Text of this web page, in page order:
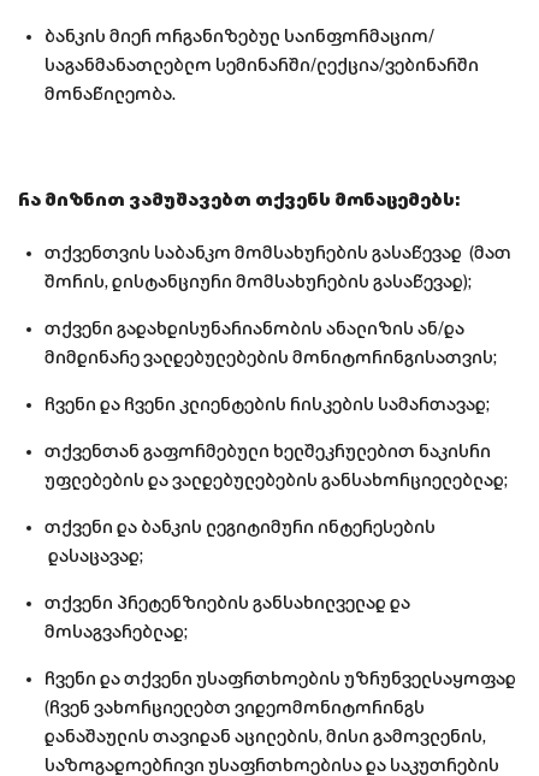
ბანკის მიერ ორგანიზებულ საინფორმაციო/
საგანმანათლებლო სემინარში/ლექცია/ვებინარში
მონაწილეობა.
რა მიზნით ვამუშავებთ თქვენს მონაცემებს:
თქვენთვის საბანკო მომსახურების გასაწევად (მათ
შორის, დისტანციური მომსახურების გასაწევად);
თქვენი გადახდისუნარიანობის ანალიზის ან/და
მიმდინარე ვალდებულებების მონიტორინგისათვის;
ჩვენი და ჩვენი კლიენტების რისკების სამართავად;
თქვენთან გაფორმებული ხელშეკრულებით ნაკისრი
უფლებების და ვალდებულებების განსახორციელებლად;
თქვენი და ბანკის ლეგიტიმური ინტერესების
დასაცავად;
თქვენი პრეტენზიების განსახილველად და
მოსაგვარებლად;
ჩვენი და თქვენი უსაფრთხოების უზრუნველსაყოფად
(ჩვენ ვახორციელებთ ვიდეომონიტორინგს
დანაშაულის თავიდან აცილების, მისი გამოვლენის,
საზოგადოებრივი უსაფრთხოებისა და საკუთრების